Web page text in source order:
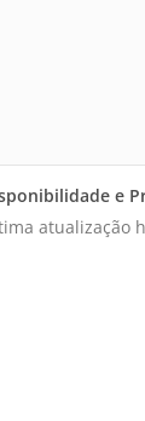
e
atualização